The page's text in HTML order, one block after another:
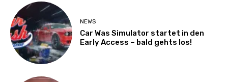
NEWS
Car Was Simulator startet in den
Early Access – bald gehts los!